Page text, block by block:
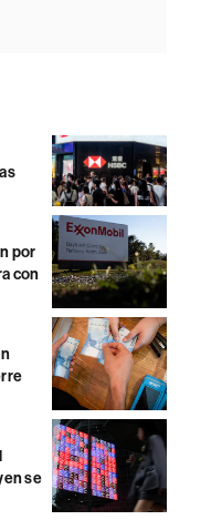
por
con
se